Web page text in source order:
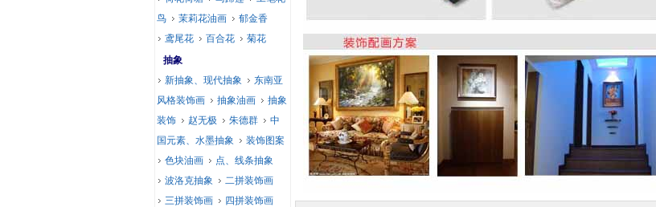
鸟
茉莉花油画
郁金香
鸢尾花
百合花
菊花
抽象
新抽象、现代抽象
东南亚
风格装饰画
抽象油画
抽象
装饰
赵无极 朱德群
中
国元素、水墨抽象
装饰图案
色块油画
点、线条抽象
波洛克抽象
二拼装饰画
三拼装饰画
四拼装饰画